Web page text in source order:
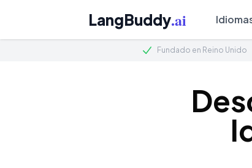
LangBuddy.ai
Fundado en Reino Unido